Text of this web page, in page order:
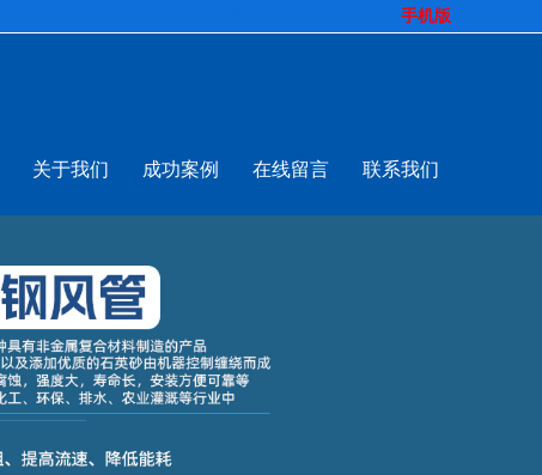
手机版
关于我们 成功案例 在线留言 联系我们